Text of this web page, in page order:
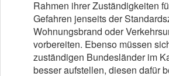
Rahmen ihrer Zuständigkeiten
Gefahren jenseits der
Wohnungsbrand oder
vorbereiten. Ebenso müssen
zuständigen Bundesländer im
besser aufstellen, diesen dafür